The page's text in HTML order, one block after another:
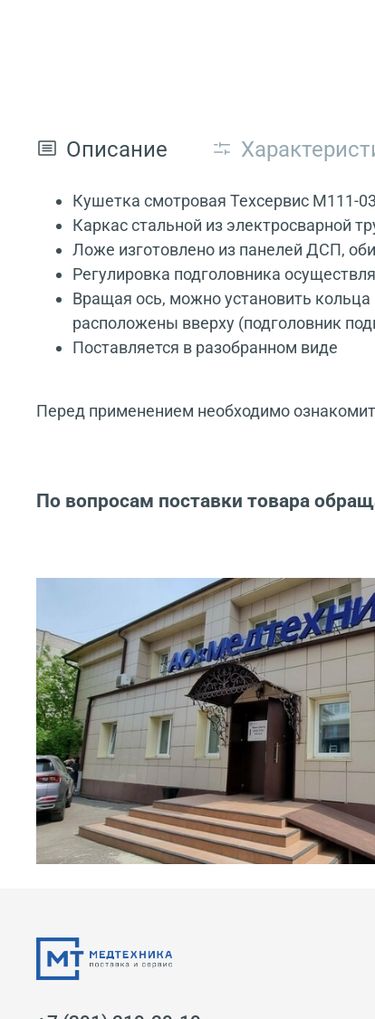
Описание
Кушетка смотровая Техсервис М111-
Каркас стальной из электросварной
Ложе изготовлено из панелей ДСП,
Регулировка подголовника
Вращая ось, можно установить
расположены вверху (подголовник
Поставляется в разобранном виде
Перед применением необходимо
По вопросам поставки товара